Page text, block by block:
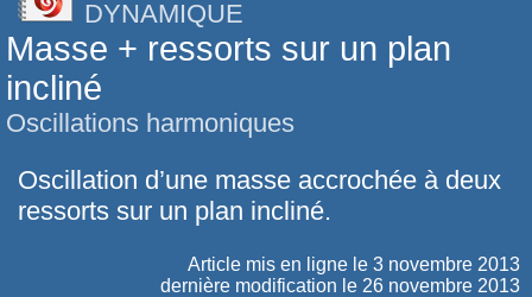
DYNAMIQUE
Masse + ressorts sur un plan
incliné
Oscillations harmoniques
Oscillation d’une masse accrochée à deux
ressorts sur un plan incliné.
Article mis en ligne le 3 novembre 2013
dernière modification le 26 novembre 2013